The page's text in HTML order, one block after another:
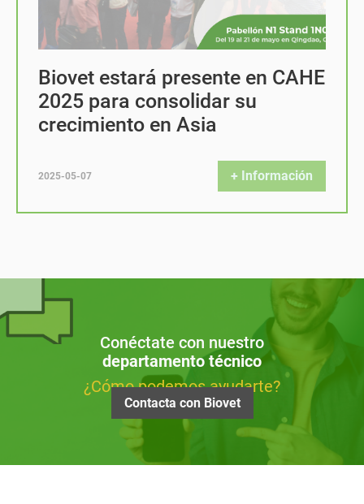
Biovet estará presente en CAHE
2025 para consolidar su
crecimiento en Asia
2025-05-07 + Información
Conéctate con nuestro
departamento técnico
¿Cómo podemos ayudarte?
Contacta con Biovet